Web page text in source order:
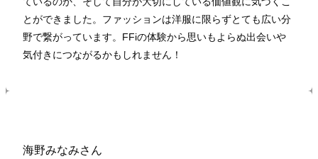
とができました。ファッションは洋服に限らずとても広い分
野で繋がっています。FFiの体験から思いもよらぬ出会いや
気付きにつながるかもしれません！
海野みなみさん